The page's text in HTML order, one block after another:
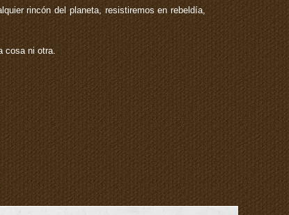
rincón del planeta, resistiremos en rebeldía,
cosa ni otra.